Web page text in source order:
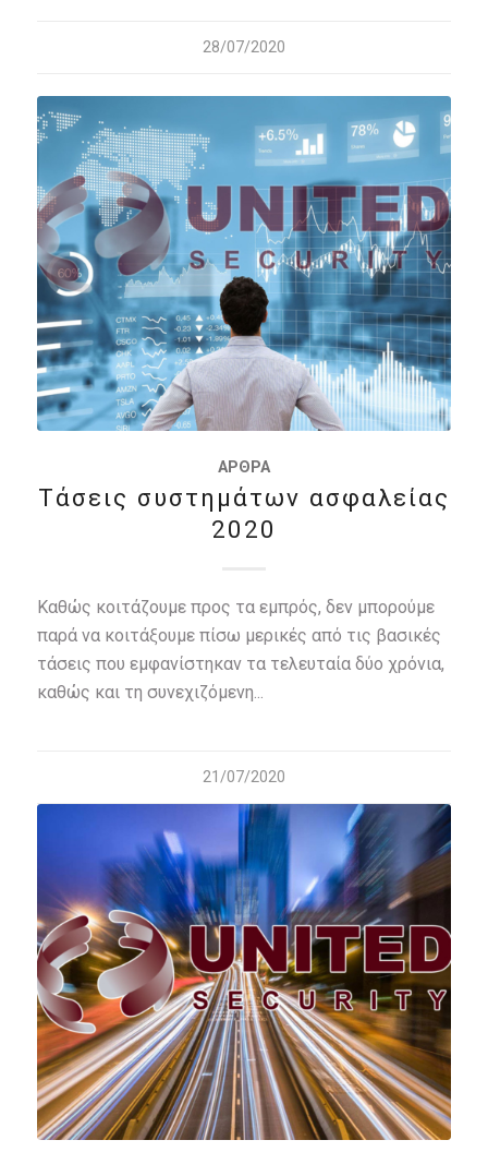
28/07/2020
ΆΡΘΡΑ
Τάσεις συστημάτων ασφαλείας
2020
Καθώς κοιτάζουμε προς τα εμπρός, δεν μπορούμε
παρά να κοιτάξουμε πίσω μερικές από τις βασικές
τάσεις που εμφανίστηκαν τα τελευταία δύο χρόνια,
καθώς και τη συνεχιζόμενη...
21/07/2020